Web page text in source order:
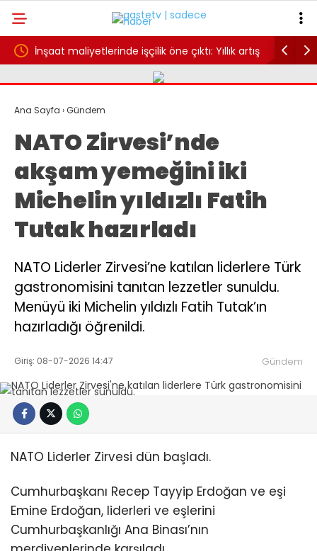
İnşaat maliyetlerinde işçilik öne çıktı: Yıllık artış
yüzde 30,25
Ana Sayfa ›Gündem
NATO Zirvesi’nde
akşam yemeğini iki
Michelin yıldızlı Fatih
Tutak hazırladı
NATO Liderler Zirvesi’ne katılan liderlere Türk
gastronomisini tanıtan lezzetler sunuldu.
Menüyü iki Michelin yıldızlı Fatih Tutak’ın
hazırladığı öğrenildi.
Giriş: 08-07-2026 14:47 Gündem
NATO Liderler Zirvesi dün başladı.
Cumhurbaşkanı Recep Tayyip Erdoğan ve eşi
Emine Erdoğan, liderleri ve eşlerini
Cumhurbaşkanlığı Ana Binası’nın